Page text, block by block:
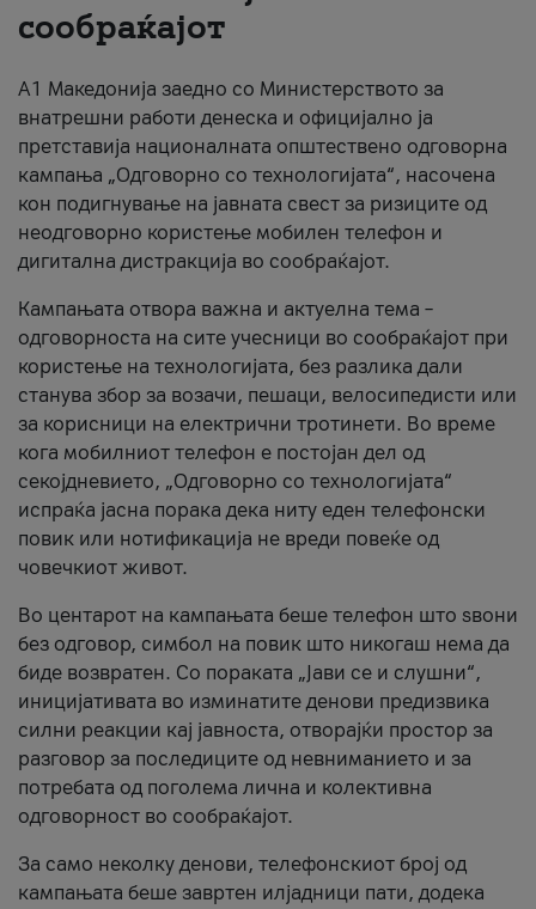
сообраќајот
A1 Македонија заедно со Министерството за
внатрешни работи денеска и официјално ја
претставија националната општествено одговорна
кампања „Одговорно со технологијата“, насочена
кон подигнување на јавната свест за ризиците од
неодговорно користење мобилен телефон и
дигитална дистракција во сообраќајот.
Кампањата отвора важна и актуелна тема –
одговорноста на сите учесници во сообраќајот при
користење на технологијата, без разлика дали
станува збор за возачи, пешаци, велосипедисти или
за корисници на електрични тротинети. Во време
кога мобилниот телефон е постојан дел од
секојдневието, „Одговорно со технологијата“
испраќа јасна порака дека ниту еден телефонски
повик или нотификација не вреди повеќе од
човечкиот живот.
Во центарот на кампањата беше телефон што ѕвони
без одговор, симбол на повик што никогаш нема да
биде возвратен. Со пораката „Јави се и слушни“,
иницијативата во изминатите денови предизвика
силни реакции кај јавноста, отворајќи простор за
разговор за последиците од невниманието и за
потребата од поголема лична и колективна
одговорност во сообраќајот.
За само неколку денови, телефонскиот број од
кампањата беше завртен илјадници пати, додека